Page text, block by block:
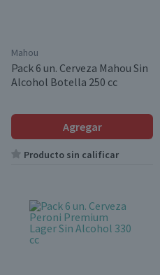
Mahou
Pack 6 un. Cerveza Mahou Sin
Alcohol Botella 250 cc
Agregar
Producto sin calificar